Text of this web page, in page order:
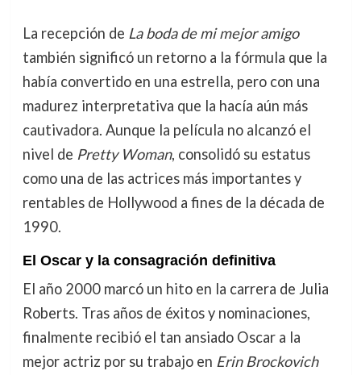
La recepción de La boda de mi mejor amigo
también significó un retorno a la fórmula que la
había convertido en una estrella, pero con una
madurez interpretativa que la hacía aún más
cautivadora. Aunque la película no alcanzó el
nivel de Pretty Woman, consolidó su estatus
como una de las actrices más importantes y
rentables de Hollywood a fines de la década de
1990.
El Oscar y la consagración definitiva
El año 2000 marcó un hito en la carrera de Julia
Roberts. Tras años de éxitos y nominaciones,
finalmente recibió el tan ansiado Oscar a la
mejor actriz por su trabajo en Erin Brockovich